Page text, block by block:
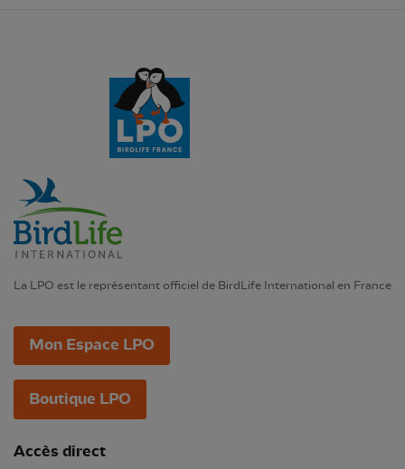
La LPO est le représentant officiel de BirdLife International en France
Mon Espace LPO
Boutique LPO
Accès direct